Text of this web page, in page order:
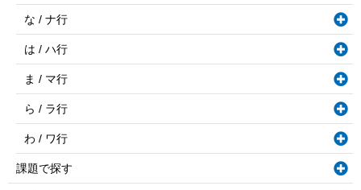
な / ナ行
は / ハ行
ま / マ行
ら / ラ行
わ / ワ行
課題で探す